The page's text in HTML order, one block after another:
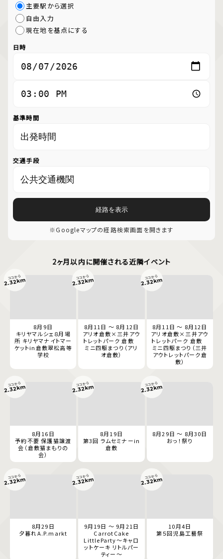
主要駅から選択
自由入力
現在地を基点にする
日時
基準時間
交通手段
経路を表示
※Googleマップの経路検索画面を開きます
2ヶ月以内に開催される近隣イベント
8月9日
キリヤマルシェ８月場
所 キリヤマナイトマー
ケットin倉敷翠松高等
学校
ココから
2.32km
8月11日 ～ 8月12日
アリオ倉敷×三井アウ
トレットパーク 倉敷
ミニ四駆まつり（アリ
オ倉敷）
ココから
2.32km
8月11日 ～ 8月12日
アリオ倉敷×三井アウ
トレットパーク 倉敷
ミニ四駆まつり（三井
アウトレットパーク倉
敷）
ココから
2.32km
8月16日
予約不要 保護猫譲渡
会（倉敷猫まもりの
会）
ココから
2.32km
8月19日
第3回 ラムセミナーin
倉敷
ココから
2.32km
8月29日 ～ 8月30日
おっ！祭り
ココから
2.32km
8月29日
夕暮れA.P.markt
ココから
2.32km
9月19日 ～ 9月21日
CarrotCake
LittleParty～キャロ
ットケーキ リトルパー
ティー～
ココから
2.32km
10月4日
第５回児島工藝祭
ココから
2.32km